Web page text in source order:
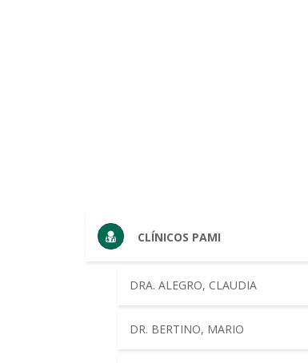
CLÍNICOS PAMI
DRA. ALEGRO, CLAUDIA
DR. BERTINO, MARIO